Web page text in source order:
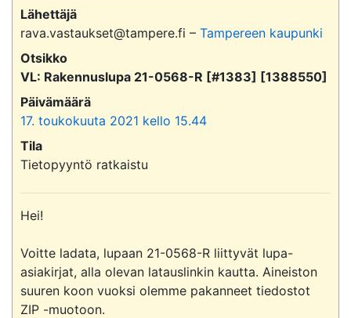
Lähettäjä
rava.vastaukset@tampere.fi – Tampereen kaupunki
Otsikko
VL: Rakennuslupa 21-0568-R [#1383] [1388550]
Päivämäärä
17. toukokuuta 2021 kello 15.44
Tila
Tietopyyntö ratkaistu
Hei!
Voitte ladata, lupaan 21-0568-R liittyvät lupa-
asiakirjat, alla olevan latauslinkin kautta. Aineiston
suuren koon vuoksi olemme pakanneet tiedostot
ZIP -muotoon.